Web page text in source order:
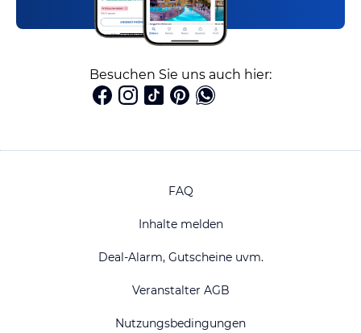
Besuchen Sie uns auch hier:
FAQ
Inhalte melden
Deal-Alarm, Gutscheine uvm.
Veranstalter AGB
Nutzungsbedingungen